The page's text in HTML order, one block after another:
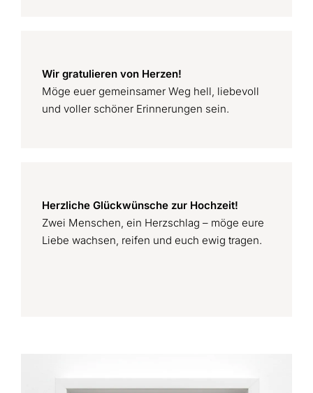
Wir gratulieren von Herzen!
Möge euer gemeinsamer Weg hell, liebevoll
und voller schöner Erinnerungen sein.
Herzliche Glückwünsche zur Hochzeit!
Zwei Menschen, ein Herzschlag – möge eure
Liebe wachsen, reifen und euch ewig tragen.